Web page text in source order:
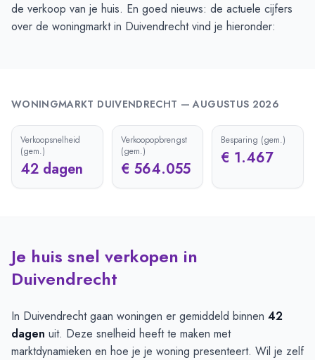
de verkoop van je huis. En goed nieuws: de actuele cijfers
over de woningmarkt in Duivendrecht vind je hieronder:
WONINGMARKT DUIVENDRECHT —AUGUSTUS 2026
Verkoopsnelheid
(gem.)
42 dagen
Verkoopopbrengst
(gem.)
€ 564.055
Besparing (gem.)
€ 1.467
Je huis snel verkopen in
Duivendrecht
In Duivendrecht gaan woningen er gemiddeld binnen 42
dagen uit. Deze snelheid heeft te maken met
marktdynamieken en hoe je je woning presenteert. Wil je zelf